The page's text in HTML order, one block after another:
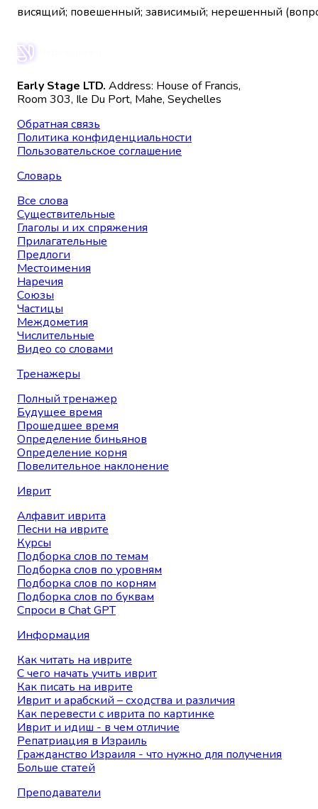
висящий; повешенный; зависимый; нерешенный
Early Stage LTD. Address: House of Francis,
Room 303, Ile Du Port, Mahe, Seychelles
Обратная связь
Политика конфиденциальности
Пользовательское соглашение
Словарь
Все слова
Существительные
Глаголы и их спряжения
Прилагательные
Предлоги
Местоимения
Наречия
Союзы
Частицы
Междометия
Числительные
Видео со словами
Тренажеры
Полный тренажер
Будущее время
Прошедшее время
Определение биньянов
Определение корня
Повелительное наклонение
Иврит
Алфавит иврита
Песни на иврите
Курсы
Подборка слов по темам
Подборка слов по уровням
Подборка слов по корням
Подборка слов по буквам
Спроси в Chat GPT
Информация
Как читать на иврите
С чего начать учить иврит
Как писать на иврите
Иврит и арабский – сходства и различия
Как перевести с иврита по картинке
Иврит и идиш - в чем отличие
Репатриация в Израиль
Гражданство Израиля - что нужно для получения
Больше статей
Преподаватели